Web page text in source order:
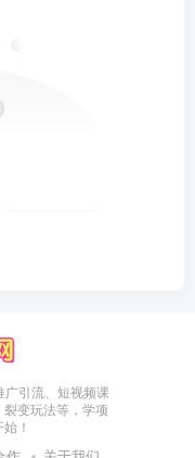
广引流、短视频课
变玩法等，学项
！